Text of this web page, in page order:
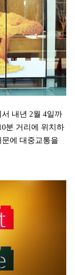
내년 2월 4일까
분 거리에 위치하
에 대중교통을